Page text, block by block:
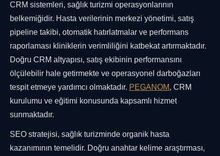
CRM sistemleri, sağlık turizmi operasyonlarının
belkemiğidir. Hasta verilerinin merkezi yönetimi, satış
pipeline takibi, otomatik hatırlatmalar ve performans
raporlaması kliniklerin verimliliğini katbekat artırmaktadır.
Doğru CRM altyapısı, satış ekibinin performansını
ölçülebilir hale getirmekte ve operasyonel darboğazları
tespit etmeye yardımcı olmaktadır. PEGANOM, CRM
kurulumu ve eğitimi konusunda kapsamlı hizmet
sunmaktadır.
SEO stratejisi, sağlık turizminde organik hasta
kazanımının temelidir. Doğru anahtar kelime araştırması,